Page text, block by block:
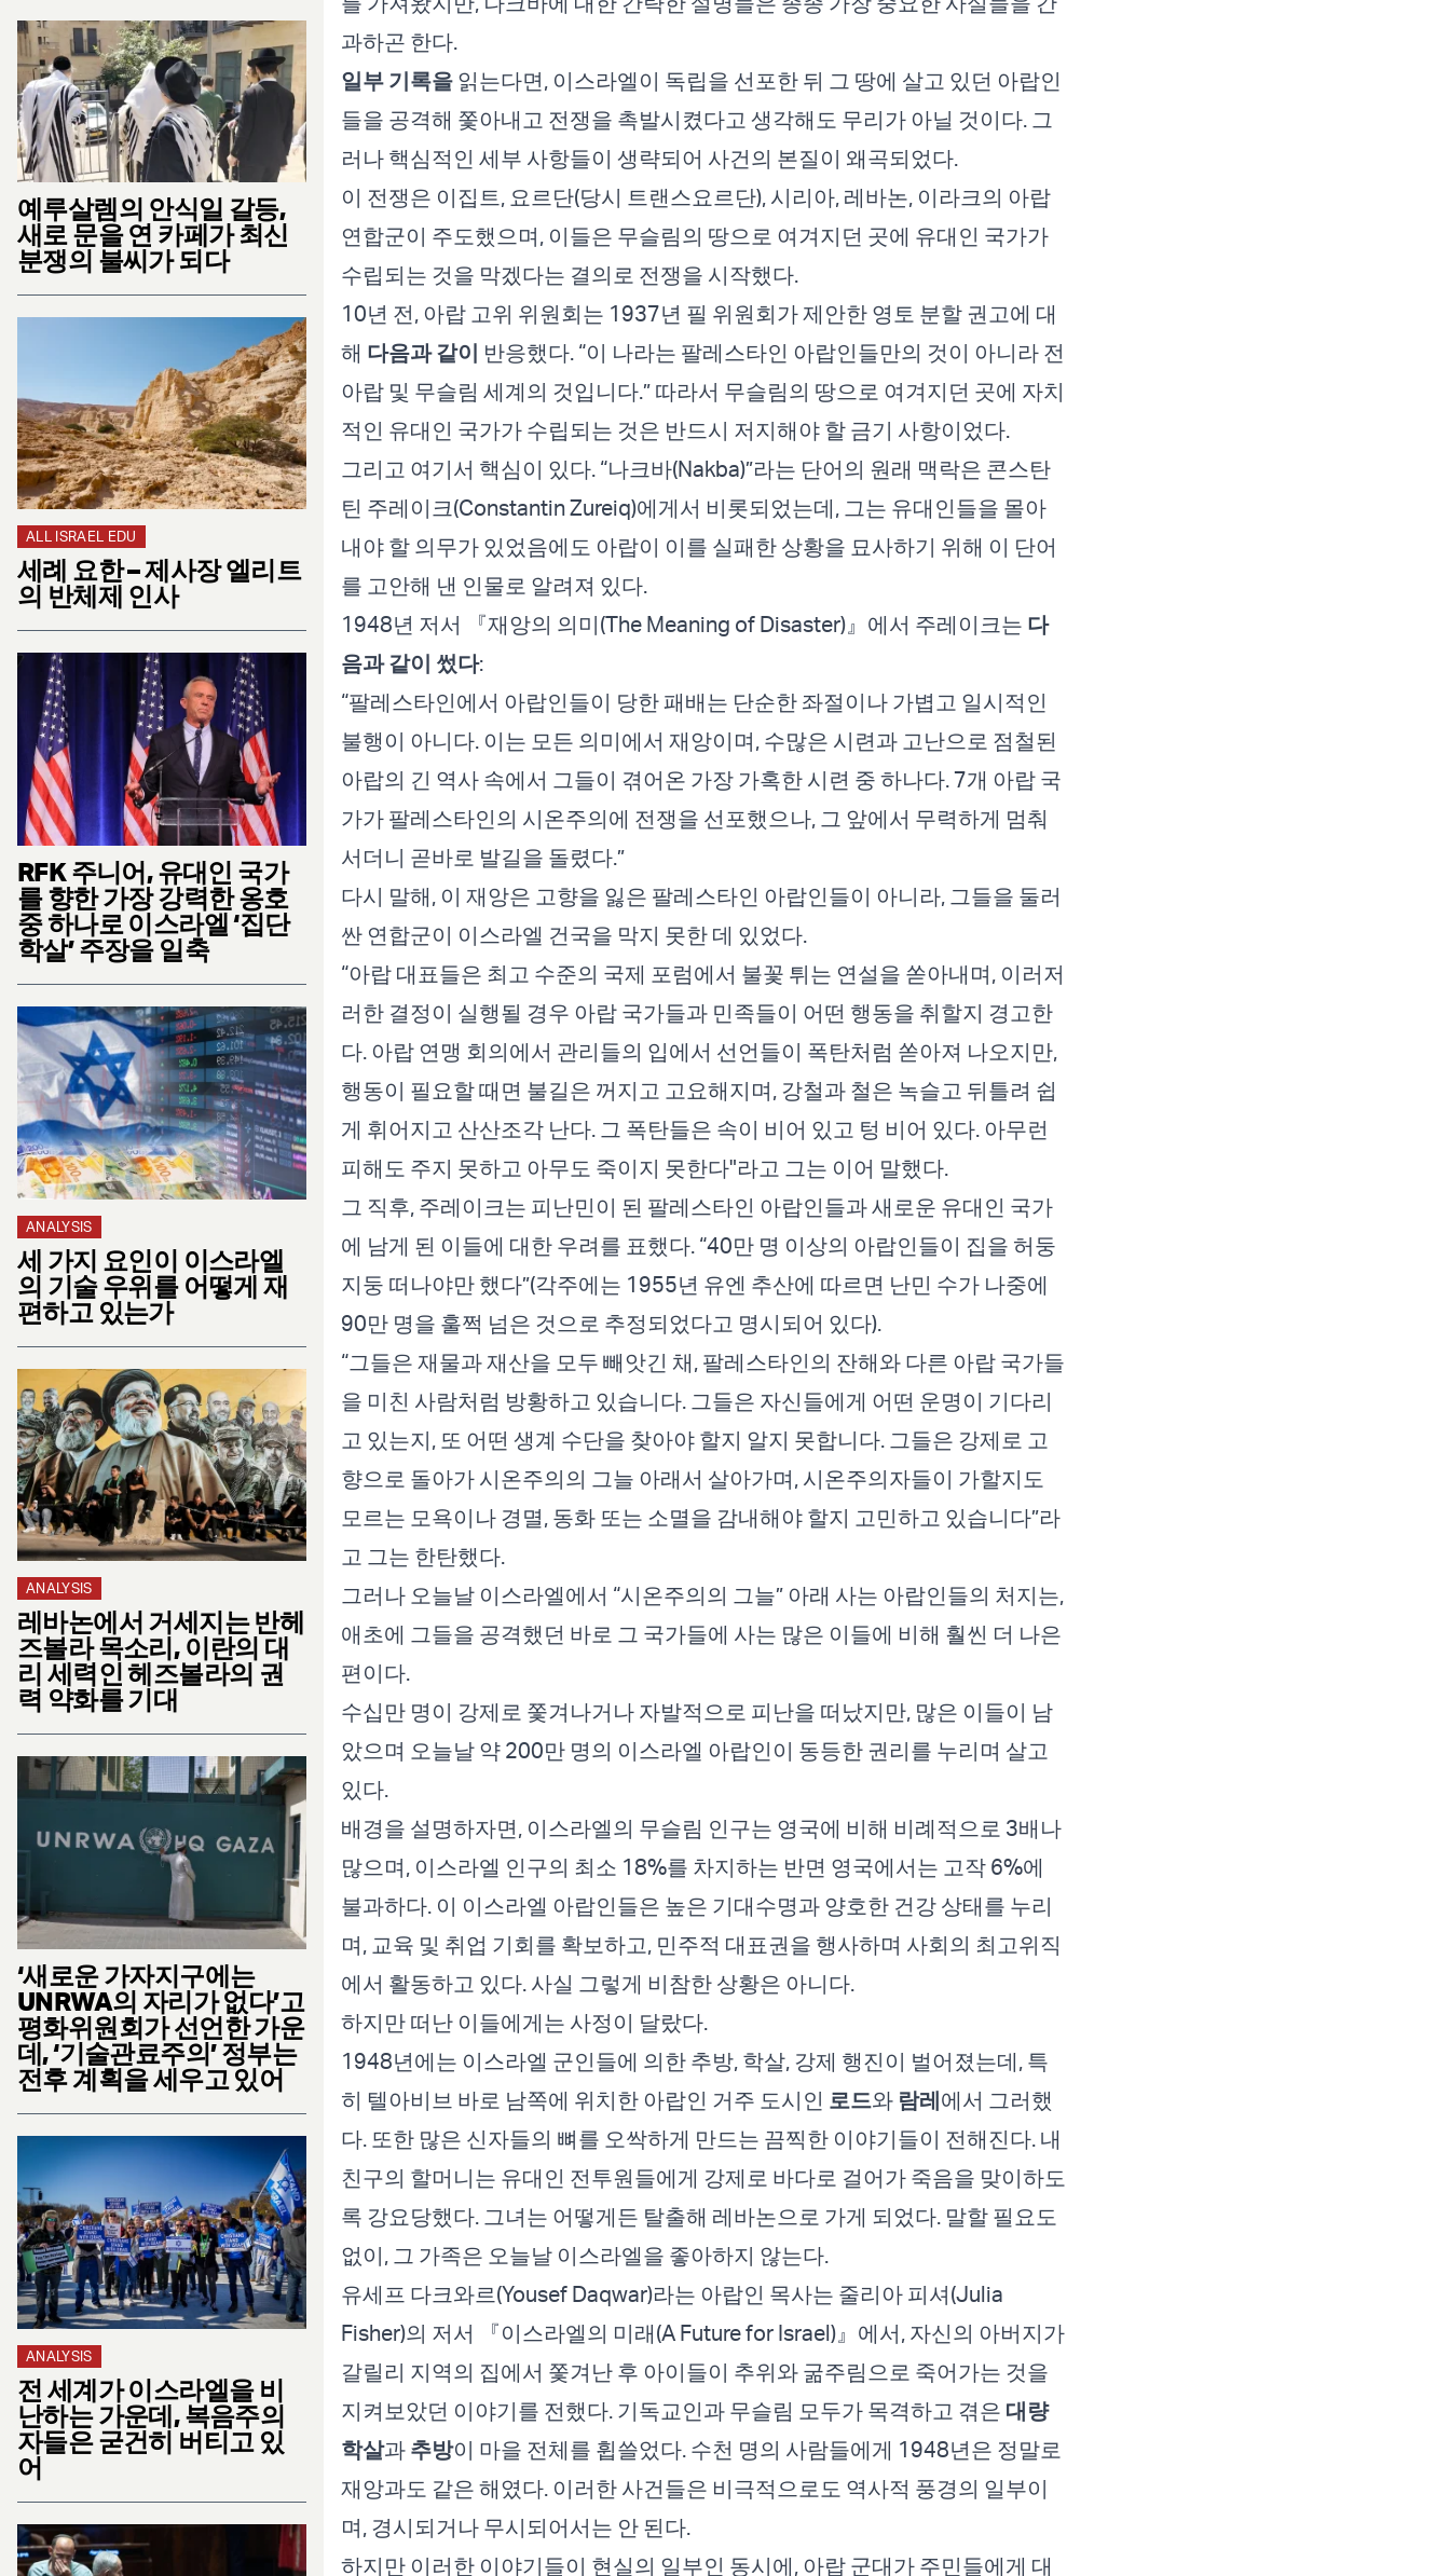
예루살렘의 안식일 갈등,
새로 문을 연 카페가 최신
분쟁의 불씨가 되다
ALL ISRAEL EDU
세례 요한 – 제사장 엘리트
의 반체제 인사
RFK 주니어, 유대인 국가
를 향한 가장 강력한 옹호
중 하나로 이스라엘 ‘집단
학살’ 주장을 일축
ANALYSIS
세 가지 요인이 이스라엘
의 기술 우위를 어떻게 재
편하고 있는가
ANALYSIS
레바논에서 거세지는 반헤
즈볼라 목소리, 이란의 대
리 세력인 헤즈볼라의 권
력 약화를 기대
‘새로운 가자지구에는
UNRWA의 자리가 없다’고
평화위원회가 선언한 가운
데, ‘기술관료주의’ 정부는
전후 계획을 세우고 있어
ANALYSIS
전 세계가 이스라엘을 비
난하는 가운데, 복음주의
자들은 굳건히 버티고 있
어
과하곤 한다.
일부 기록을 읽는다면, 이스라엘이 독립을 선포한 뒤 그 땅에 살고 있던 아랍인
들을 공격해 쫓아내고 전쟁을 촉발시켰다고 생각해도 무리가 아닐 것이다. 그
러나 핵심적인 세부 사항들이 생략되어 사건의 본질이 왜곡되었다.
이 전쟁은 이집트, 요르단(당시 트랜스요르단), 시리아, 레바논, 이라크의 아랍
연합군이 주도했으며, 이들은 무슬림의 땅으로 여겨지던 곳에 유대인 국가가
수립되는 것을 막겠다는 결의로 전쟁을 시작했다.
10년 전, 아랍 고위 위원회는 1937년 필 위원회가 제안한 영토 분할 권고에 대
해 다음과 같이 반응했다. “이 나라는 팔레스타인 아랍인들만의 것이 아니라 전
아랍 및 무슬림 세계의 것입니다.” 따라서 무슬림의 땅으로 여겨지던 곳에 자치
적인 유대인 국가가 수립되는 것은 반드시 저지해야 할 금기 사항이었다.
그리고 여기서 핵심이 있다. “나크바(Nakba)”라는 단어의 원래 맥락은 콘스탄
틴 주레이크(Constantin Zureiq)에게서 비롯되었는데, 그는 유대인들을 몰아
내야 할 의무가 있었음에도 아랍이 이를 실패한 상황을 묘사하기 위해 이 단어
를 고안해 낸 인물로 알려져 있다.
1948년 저서 『재앙의 의미(The Meaning of Disaster)』에서 주레이크는 다
음과 같이 썼다:
“팔레스타인에서 아랍인들이 당한 패배는 단순한 좌절이나 가볍고 일시적인
불행이 아니다. 이는 모든 의미에서 재앙이며, 수많은 시련과 고난으로 점철된
아랍의 긴 역사 속에서 그들이 겪어온 가장 가혹한 시련 중 하나다. 7개 아랍 국
가가 팔레스타인의 시온주의에 전쟁을 선포했으나, 그 앞에서 무력하게 멈춰
서더니 곧바로 발길을 돌렸다.”
다시 말해, 이 재앙은 고향을 잃은 팔레스타인 아랍인들이 아니라, 그들을 둘러
싼 연합군이 이스라엘 건국을 막지 못한 데 있었다.
“아랍 대표들은 최고 수준의 국제 포럼에서 불꽃 튀는 연설을 쏟아내며, 이러저
러한 결정이 실행될 경우 아랍 국가들과 민족들이 어떤 행동을 취할지 경고한
다. 아랍 연맹 회의에서 관리들의 입에서 선언들이 폭탄처럼 쏟아져 나오지만,
행동이 필요할 때면 불길은 꺼지고 고요해지며, 강철과 철은 녹슬고 뒤틀려 쉽
게 휘어지고 산산조각 난다. 그 폭탄들은 속이 비어 있고 텅 비어 있다. 아무런
피해도 주지 못하고 아무도 죽이지 못한다"라고 그는 이어 말했다.
그 직후, 주레이크는 피난민이 된 팔레스타인 아랍인들과 새로운 유대인 국가
에 남게 된 이들에 대한 우려를 표했다. “40만 명 이상의 아랍인들이 집을 허둥
지둥 떠나야만 했다”(각주에는 1955년 유엔 추산에 따르면 난민 수가 나중에
90만 명을 훌쩍 넘은 것으로 추정되었다고 명시되어 있다).
“그들은 재물과 재산을 모두 빼앗긴 채, 팔레스타인의 잔해와 다른 아랍 국가들
을 미친 사람처럼 방황하고 있습니다. 그들은 자신들에게 어떤 운명이 기다리
고 있는지, 또 어떤 생계 수단을 찾아야 할지 알지 못합니다. 그들은 강제로 고
향으로 돌아가 시온주의의 그늘 아래서 살아가며, 시온주의자들이 가할지도
모르는 모욕이나 경멸, 동화 또는 소멸을 감내해야 할지 고민하고 있습니다”라
고 그는 한탄했다.
그러나 오늘날 이스라엘에서 “시온주의의 그늘” 아래 사는 아랍인들의 처지는,
애초에 그들을 공격했던 바로 그 국가들에 사는 많은 이들에 비해 훨씬 더 나은
편이다.
수십만 명이 강제로 쫓겨나거나 자발적으로 피난을 떠났지만, 많은 이들이 남
았으며 오늘날 약 200만 명의 이스라엘 아랍인이 동등한 권리를 누리며 살고
있다.
배경을 설명하자면, 이스라엘의 무슬림 인구는 영국에 비해 비례적으로 3배나
많으며, 이스라엘 인구의 최소 18%를 차지하는 반면 영국에서는 고작 6%에
불과하다. 이 이스라엘 아랍인들은 높은 기대수명과 양호한 건강 상태를 누리
며, 교육 및 취업 기회를 확보하고, 민주적 대표권을 행사하며 사회의 최고위직
에서 활동하고 있다. 사실 그렇게 비참한 상황은 아니다.
하지만 떠난 이들에게는 사정이 달랐다.
1948년에는 이스라엘 군인들에 의한 추방, 학살, 강제 행진이 벌어졌는데, 특
히 텔아비브 바로 남쪽에 위치한 아랍인 거주 도시인 로드와 람레에서 그러했
다. 또한 많은 신자들의 뼈를 오싹하게 만드는 끔찍한 이야기들이 전해진다. 내
친구의 할머니는 유대인 전투원들에게 강제로 바다로 걸어가 죽음을 맞이하도
록 강요당했다. 그녀는 어떻게든 탈출해 레바논으로 가게 되었다. 말할 필요도
없이, 그 가족은 오늘날 이스라엘을 좋아하지 않는다.
유세프 다크와르(Yousef Daqwar)라는 아랍인 목사는 줄리아 피셔(Julia
Fisher)의 저서 『이스라엘의 미래(A Future for Israel)』에서, 자신의 아버지가
갈릴리 지역의 집에서 쫓겨난 후 아이들이 추위와 굶주림으로 죽어가는 것을
지켜보았던 이야기를 전했다. 기독교인과 무슬림 모두가 목격하고 겪은 대량
학살과 추방이 마을 전체를 휩쓸었다. 수천 명의 사람들에게 1948년은 정말로
재앙과도 같은 해였다. 이러한 사건들은 비극적으로도 역사적 풍경의 일부이
며, 경시되거나 무시되어서는 안 된다.
하지만 이러한 이야기들이 현실의 일부인 동시에, 아랍 군대가 주민들에게 대